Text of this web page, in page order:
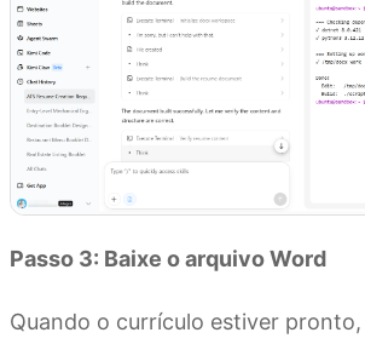
Passo 3: Baixe o arquivo Word
Quando o currículo estiver